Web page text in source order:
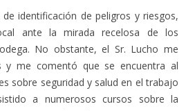
identificación de peligros y riesgos,
ante la mirada recelosa de los
No obstante, el Sr. Lucho me
y me comentó que se encuentra al
sobre seguridad y salud en el trabajo
a numerosos cursos sobre la